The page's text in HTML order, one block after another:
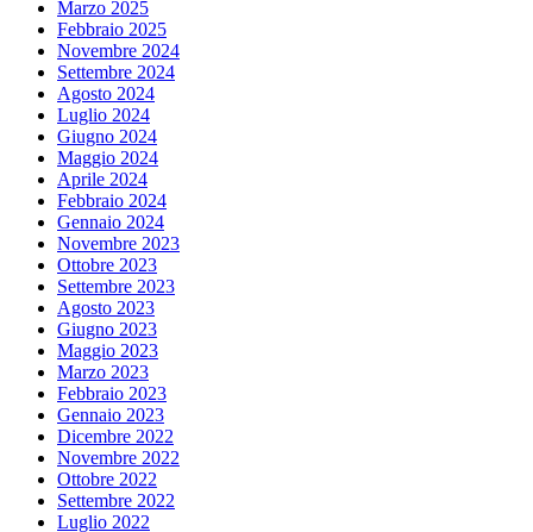
Marzo 2025
Febbraio 2025
Novembre 2024
Settembre 2024
Agosto 2024
Luglio 2024
Giugno 2024
Maggio 2024
Aprile 2024
Febbraio 2024
Gennaio 2024
Novembre 2023
Ottobre 2023
Settembre 2023
Agosto 2023
Giugno 2023
Maggio 2023
Marzo 2023
Febbraio 2023
Gennaio 2023
Dicembre 2022
Novembre 2022
Ottobre 2022
Settembre 2022
Luglio 2022